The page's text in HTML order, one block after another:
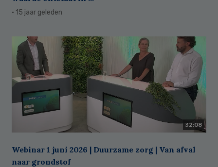
· 15 jaar geleden
32:08
Webinar 1 juni 2026 | Duurzame zorg | Van afval
naar grondstof